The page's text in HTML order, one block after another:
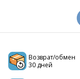
Возврат/обмен
30 дней